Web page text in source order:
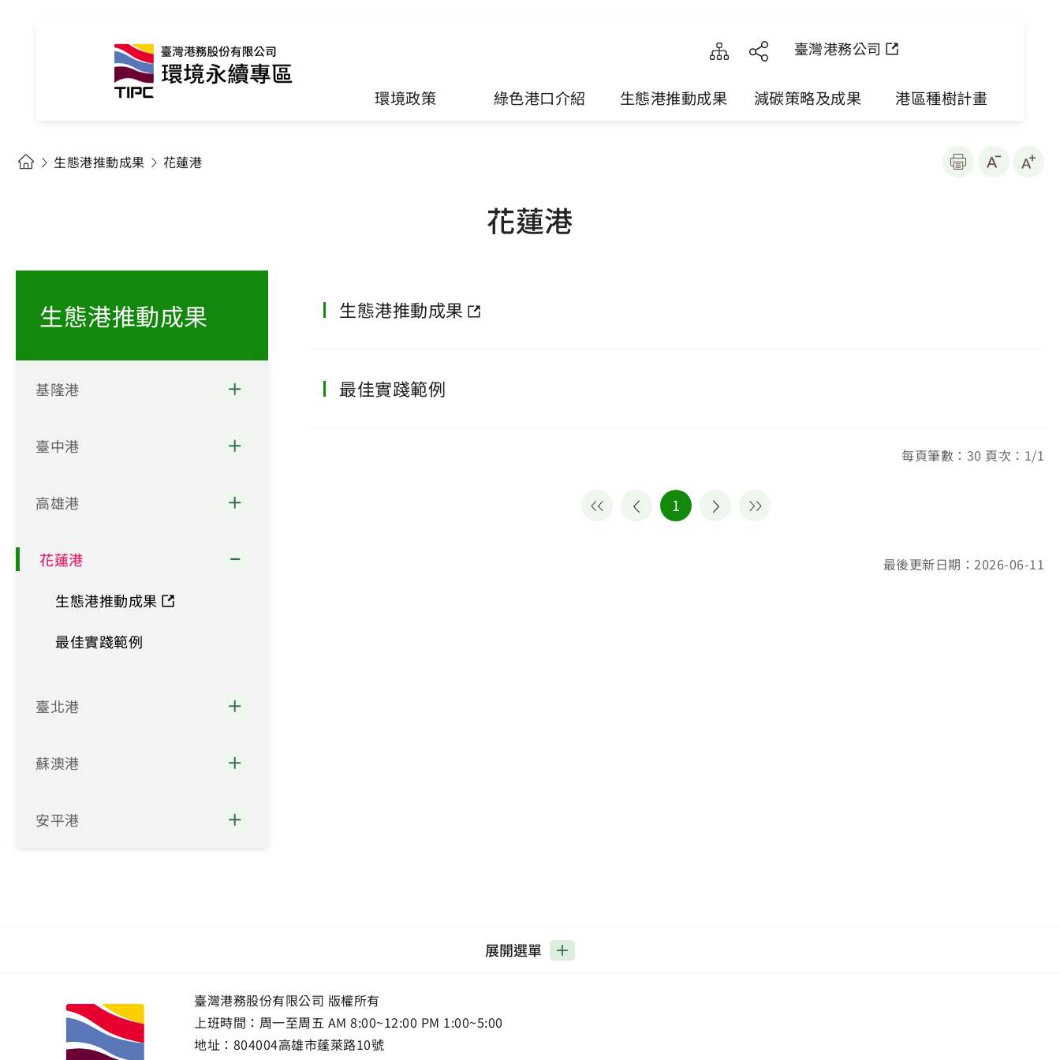
臺灣港務公司
環境政策 綠色港口介紹 生態港推動成果 減碳策略及成果 港區種樹計畫
生態港推動成果 花蓮港
花蓮港
生態港推動成果
基隆港
臺中港
高雄港
花蓮港
生態港推動成果
最佳實踐範例
臺北港
蘇澳港
安平港
生態港推動成果
最佳實踐範例
每頁筆數：30 頁次：1/1
1
最後更新日期：2026-06-11
展開選單
臺灣港務股份有限公司 版權所有
上班時間：周一至周五 AM 8:00~12:00 PM 1:00~5:00
地址： 804004高雄市蓬萊路10號